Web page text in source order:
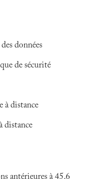
données
de sécurité
à distance
distance
antérieures à 45.6